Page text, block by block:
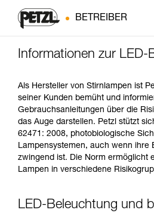
BETREIBER
Informationen zur LED-
Als Hersteller von Stirnlampen ist
seiner Kunden bemüht und
Gebrauchsanleitungen über die
das Auge darstellen. Petzl stützt
62471: 2008, photobiologische
Lampensystemen, auch wenn ihre
zwingend ist. Die Norm ermöglicht
Lampen in verschiedene
LED-Beleuchtung und